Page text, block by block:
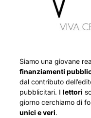
Siamo una giovane
finanziamenti
dal contributo
pubblicitari. I lettori
giorno cerchiamo di
unici e veri.